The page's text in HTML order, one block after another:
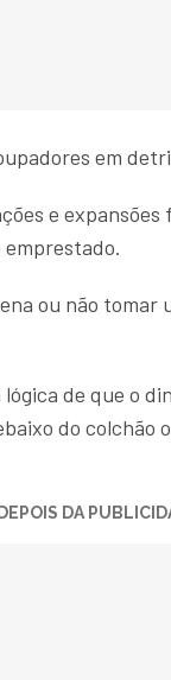
em
e expansões
emprestado.
ou não
de que o
do colchão
DA